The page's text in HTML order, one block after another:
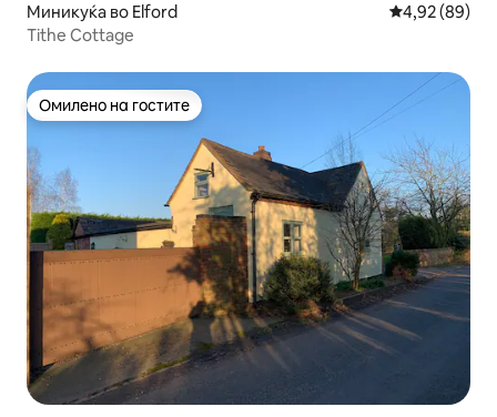
Миникуќа во Elford Просечна
4,92 (89)
Tithe Cottage
Омилено на гостите
Омилено на гостите